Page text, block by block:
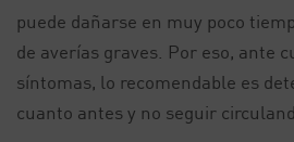
puede dañarse en muy poco
de averías graves. Por eso, ante
síntomas, lo recomendable es
cuanto antes y no seguir